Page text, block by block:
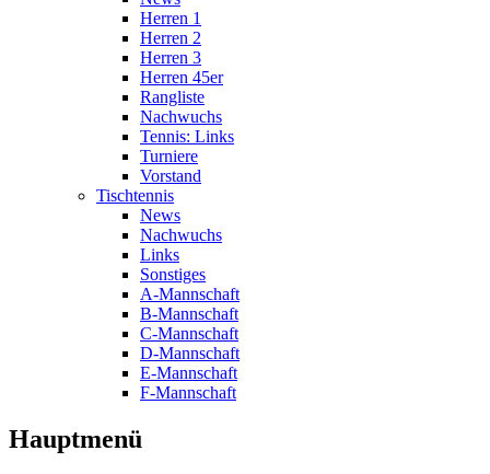
Herren 1
Herren 2
Herren 3
Herren 45er
Rangliste
Nachwuchs
Tennis: Links
Turniere
Vorstand
Tischtennis
News
Nachwuchs
Links
Sonstiges
A-Mannschaft
B-Mannschaft
C-Mannschaft
D-Mannschaft
E-Mannschaft
F-Mannschaft
Hauptmenü